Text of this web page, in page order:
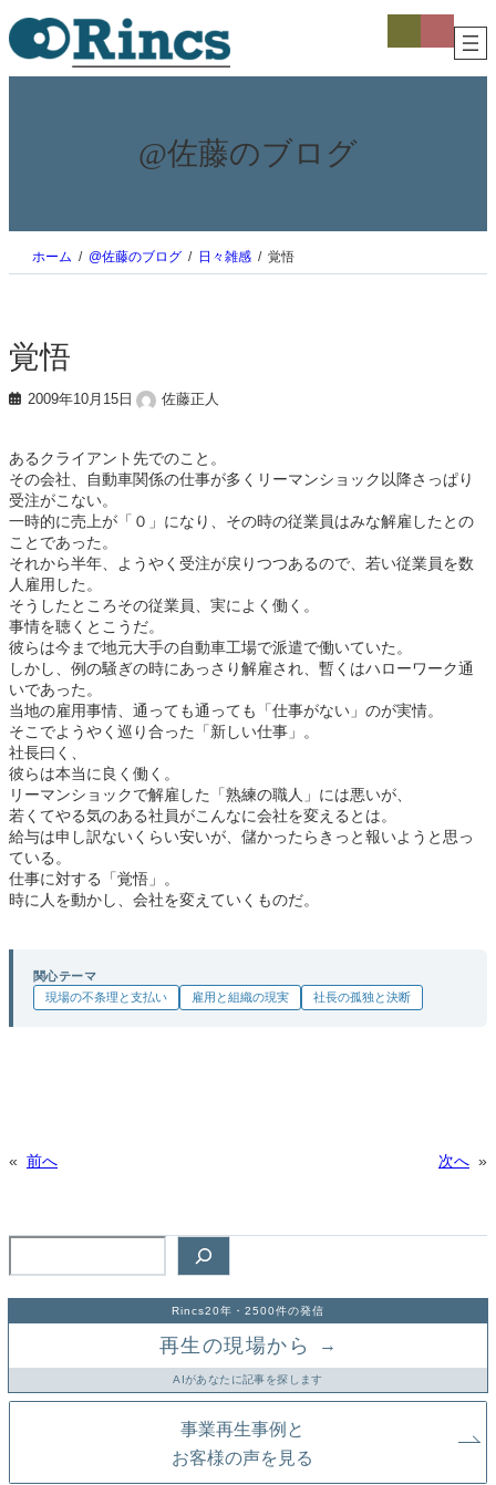
内
容
を
ス
コ
コ
@佐藤のブログ
ホーム @佐藤のブログ 日々雑感 覚悟
覚悟
2009年10月15日 佐藤正人
あるクライアント先でのこと。
その会社、自動車関係の仕事が多くリーマンショック以降さっぱり
受注がこない。
一時的に売上が「０」になり、その時の従業員はみな解雇したとの
ことであった。
それから半年、ようやく受注が戻りつつあるので、若い従業員を数
人雇用した。
そうしたところその従業員、実によく働く。
事情を聴くとこうだ。
彼らは今まで地元大手の自動車工場で派遣で働いていた。
しかし、例の騒ぎの時にあっさり解雇され、暫くはハローワーク通
いであった。
当地の雇用事情、通っても通っても「仕事がない」のが実情。
そこでようやく巡り合った「新しい仕事」。
社長曰く、
彼らは本当に良く働く。
リーマンショックで解雇した「熟練の職人」には悪いが、
若くてやる気のある社員がこんなに会社を変えるとは。
給与は申し訳ないくらい安いが、儲かったらきっと報いようと思っ
ている。
仕事に対する「覚悟」。
時に人を動かし、会社を変えていくものだ。
関心テーマ
現場の不条理と支払い
雇用と組織の現実 社長の孤独と決断
« 前へ 次へ »
Rincs20年・2500件の発信
再生の現場から →
AIがあなたに記事を探します
事業再生事例と
お客様の声を見る